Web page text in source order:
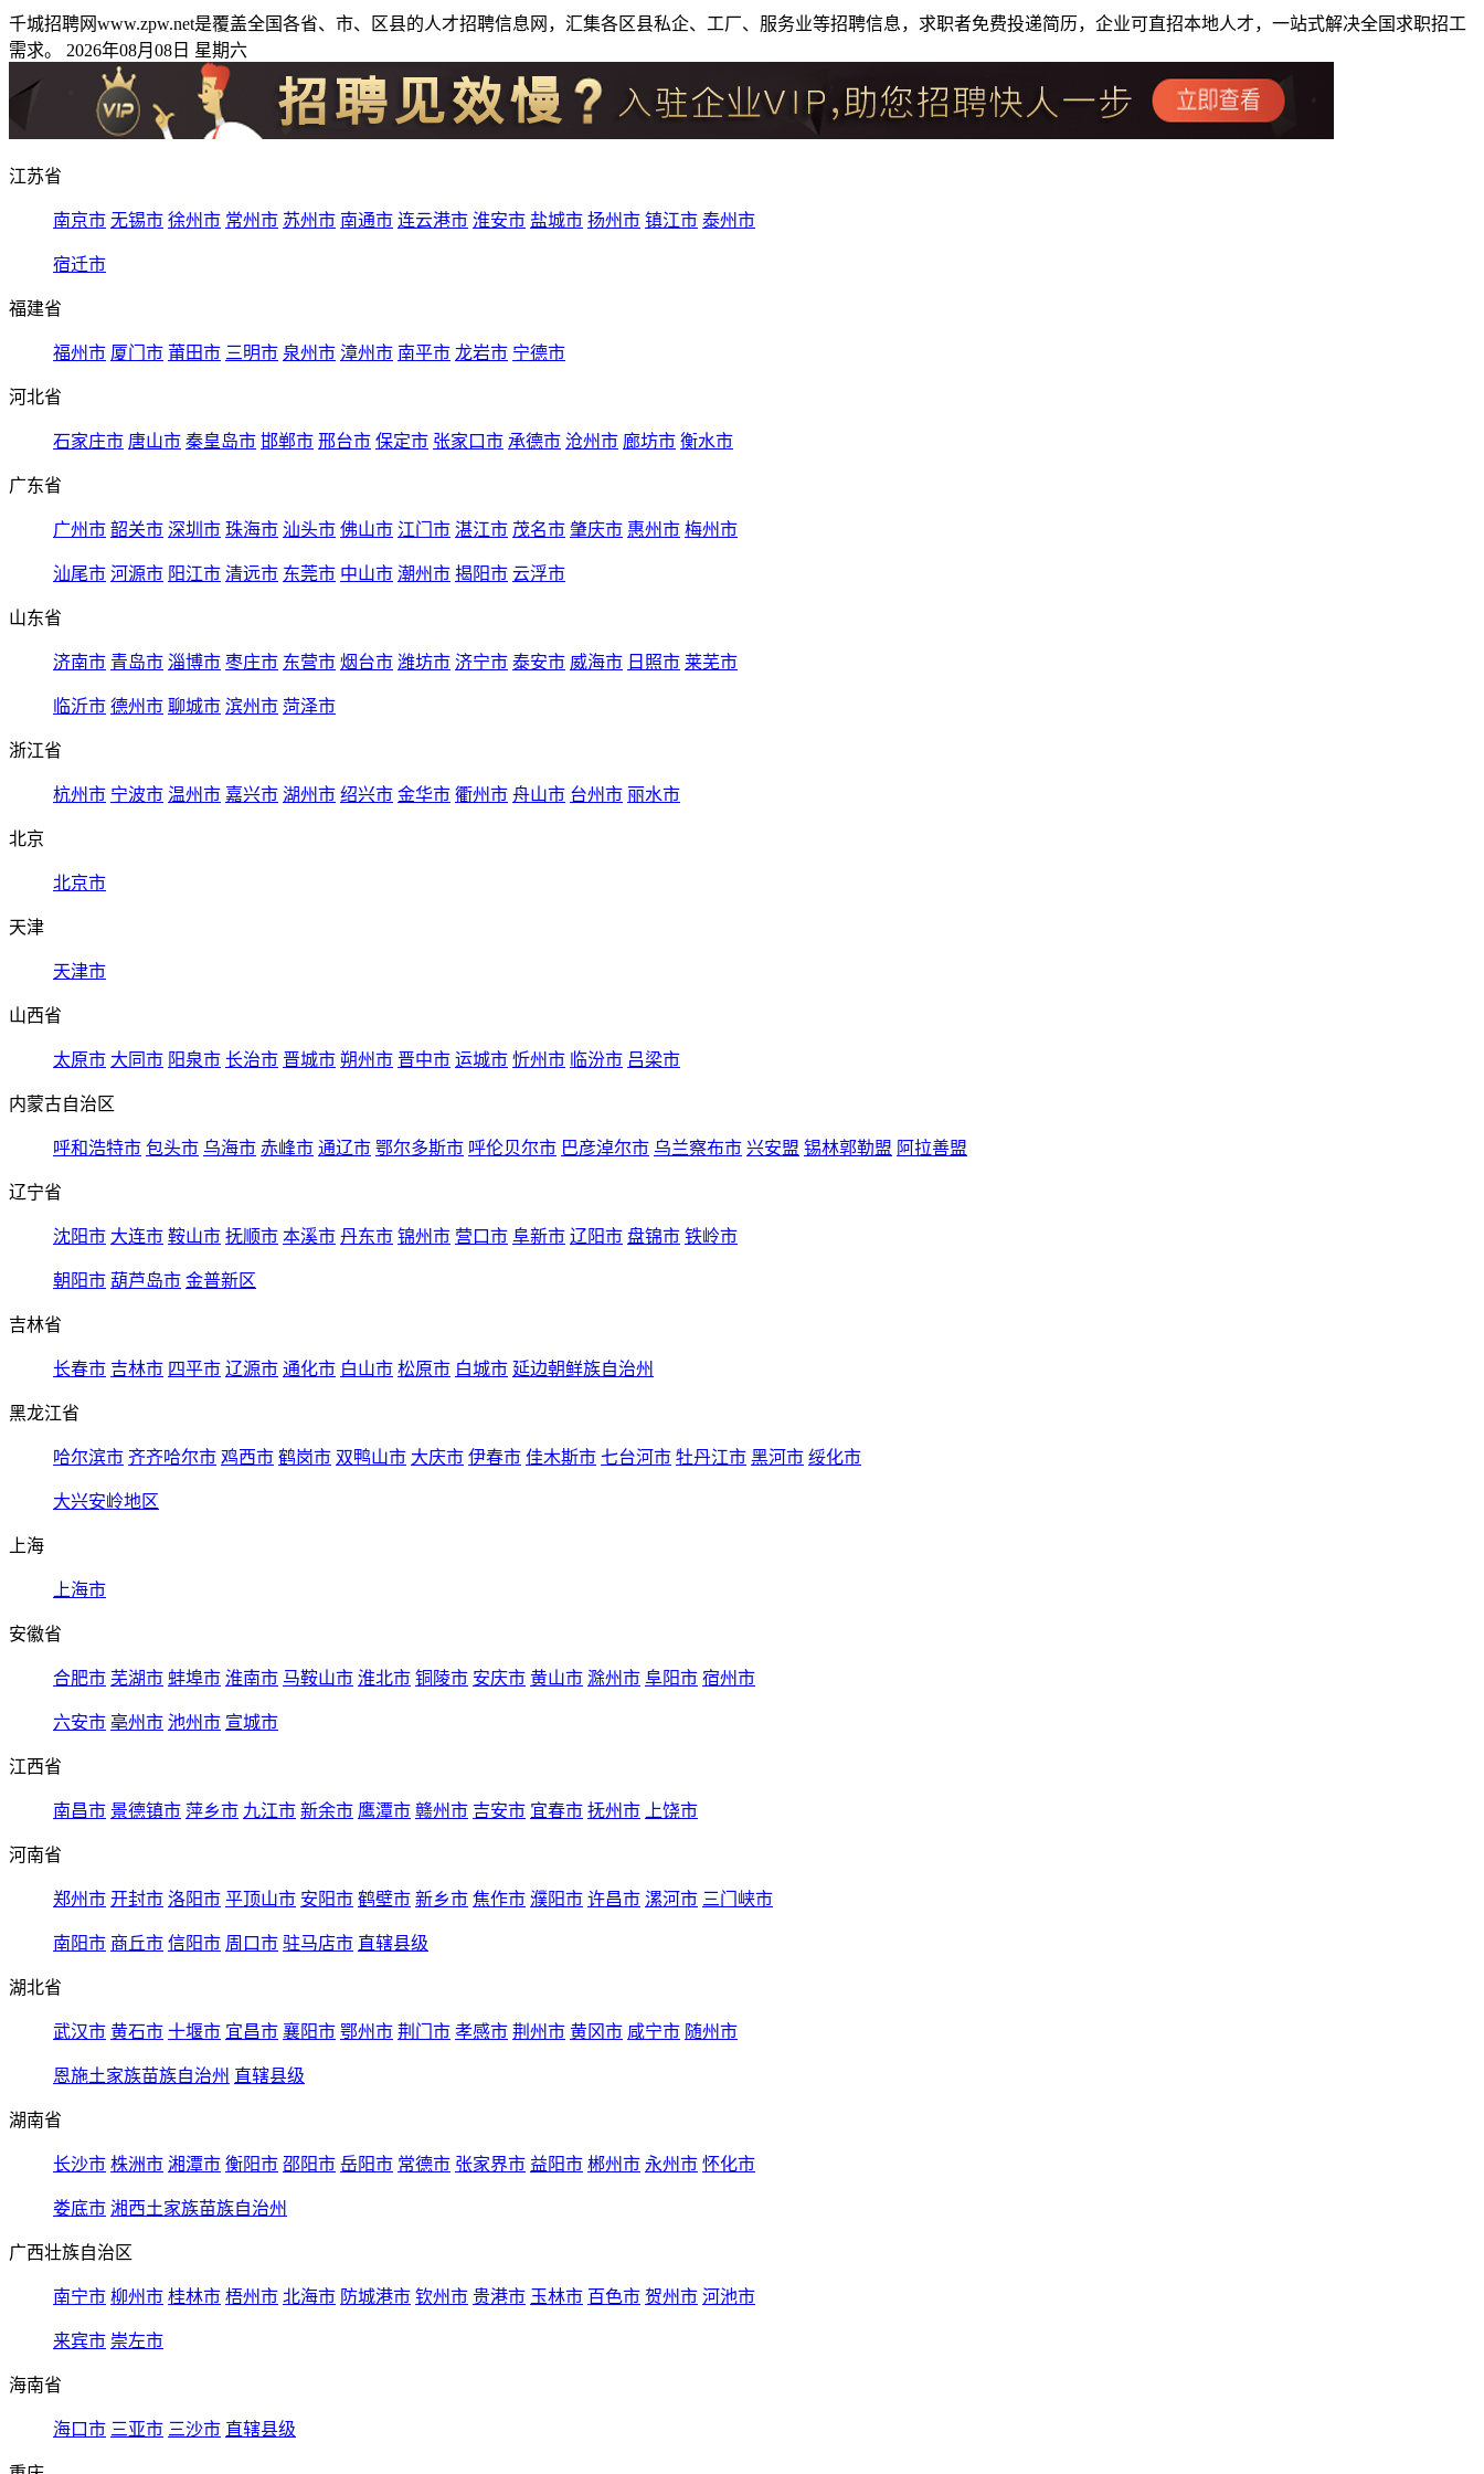
千城招聘网www.zpw.net是覆盖全国各省、市、区县的人才招聘信息网，汇集各区县私企、工厂、服务业等招聘信息，求职者免费投递简历，企业可直招本地人才，一站式解决全国求职招工
需求。 2026年08月08日 星期六
江苏省
南京市 无锡市 徐州市 常州市 苏州市 南通市 连云港市 淮安市 盐城市 扬州市 镇江市 泰州市
宿迁市
福建省
福州市 厦门市 莆田市 三明市 泉州市 漳州市 南平市 龙岩市 宁德市
河北省
石家庄市 唐山市 秦皇岛市 邯郸市 邢台市 保定市 张家口市 承德市 沧州市 廊坊市 衡水市
广东省
广州市 韶关市 深圳市 珠海市 汕头市 佛山市 江门市 湛江市 茂名市 肇庆市 惠州市 梅州市
汕尾市 河源市 阳江市 清远市 东莞市 中山市 潮州市 揭阳市 云浮市
山东省
济南市 青岛市 淄博市 枣庄市 东营市 烟台市 潍坊市 济宁市 泰安市 威海市 日照市 莱芜市
临沂市 德州市 聊城市 滨州市 菏泽市
浙江省
杭州市 宁波市 温州市 嘉兴市 湖州市 绍兴市 金华市 衢州市 舟山市 台州市 丽水市
北京
北京市
天津
天津市
山西省
太原市 大同市 阳泉市 长治市 晋城市 朔州市 晋中市 运城市 忻州市 临汾市 吕梁市
内蒙古自治区
呼和浩特市 包头市 乌海市 赤峰市 通辽市 鄂尔多斯市 呼伦贝尔市 巴彦淖尔市 乌兰察布市 兴安盟 锡林郭勒盟 阿拉善盟
辽宁省
沈阳市 大连市 鞍山市 抚顺市 本溪市 丹东市 锦州市 营口市 阜新市 辽阳市 盘锦市 铁岭市
朝阳市 葫芦岛市 金普新区
吉林省
长春市 吉林市 四平市 辽源市 通化市 白山市 松原市 白城市 延边朝鲜族自治州
黑龙江省
哈尔滨市 齐齐哈尔市 鸡西市 鹤岗市 双鸭山市 大庆市 伊春市 佳木斯市 七台河市 牡丹江市 黑河市 绥化市
大兴安岭地区
上海
上海市
安徽省
合肥市 芜湖市 蚌埠市 淮南市 马鞍山市 淮北市 铜陵市 安庆市 黄山市 滁州市 阜阳市 宿州市
六安市 亳州市 池州市 宣城市
江西省
南昌市 景德镇市 萍乡市 九江市 新余市 鹰潭市 赣州市 吉安市 宜春市 抚州市 上饶市
河南省
郑州市 开封市 洛阳市 平顶山市 安阳市 鹤壁市 新乡市 焦作市 濮阳市 许昌市 漯河市 三门峡市
南阳市 商丘市 信阳市 周口市 驻马店市 直辖县级
湖北省
武汉市 黄石市 十堰市 宜昌市 襄阳市 鄂州市 荆门市 孝感市 荆州市 黄冈市 咸宁市 随州市
恩施土家族苗族自治州 直辖县级
湖南省
长沙市 株洲市 湘潭市 衡阳市 邵阳市 岳阳市 常德市 张家界市 益阳市 郴州市 永州市 怀化市
娄底市 湘西土家族苗族自治州
广西壮族自治区
南宁市 柳州市 桂林市 梧州市 北海市 防城港市 钦州市 贵港市 玉林市 百色市 贺州市 河池市
来宾市 崇左市
海南省
海口市 三亚市 三沙市 直辖县级